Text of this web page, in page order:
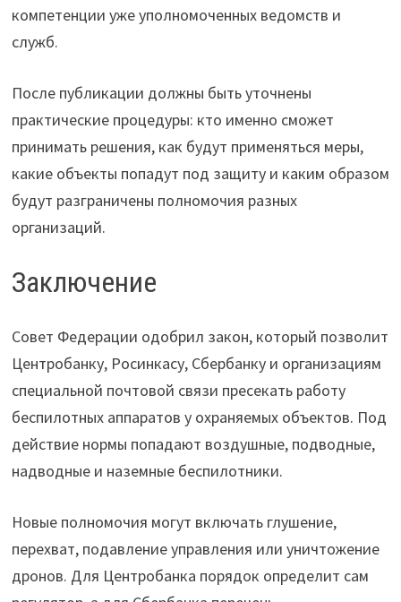
компетенции уже уполномоченных ведомств и
служб.
После публикации должны быть уточнены
практические процедуры: кто именно сможет
принимать решения, как будут применяться меры,
какие объекты попадут под защиту и каким образом
будут разграничены полномочия разных
организаций.
Заключение
Совет Федерации одобрил закон, который позволит
Центробанку, Росинкасу, Сбербанку и организациям
специальной почтовой связи пресекать работу
беспилотных аппаратов у охраняемых объектов. Под
действие нормы попадают воздушные, подводные,
надводные и наземные беспилотники.
Новые полномочия могут включать глушение,
перехват, подавление управления или уничтожение
дронов. Для Центробанка порядок определит сам